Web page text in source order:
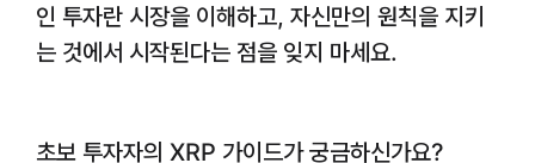
인 투자란 시장을 이해하고, 자신만의 원칙을 지키
는 것에서 시작된다는 점을 잊지 마세요.
초보 투자자의 XRP 가이드가 궁금하신가요?